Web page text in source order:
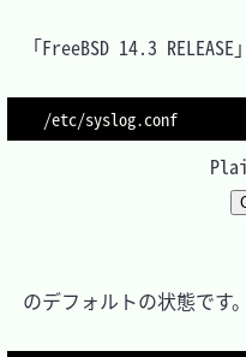
「FreeBSD 14.3 RELEASE
のデフォルトの状態です。